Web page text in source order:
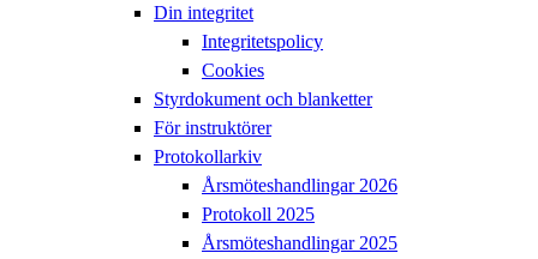
Din integritet
Integritetspolicy
Cookies
Styrdokument och blanketter
För instruktörer
Protokollarkiv
Årsmöteshandlingar 2026
Protokoll 2025
Årsmöteshandlingar 2025